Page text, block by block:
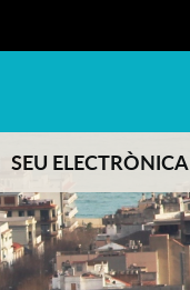
SEU ELECTRÒNICA